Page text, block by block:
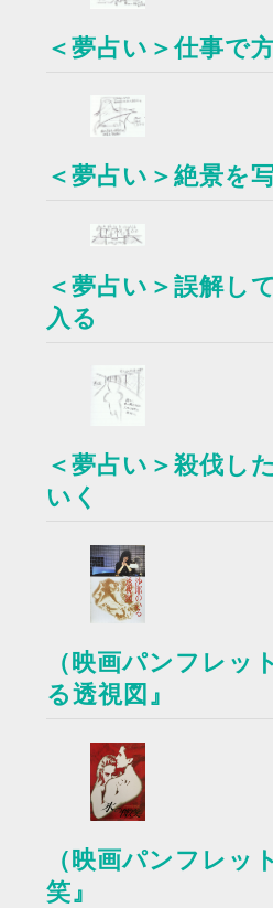
＜夢占い＞仕事で
＜夢占い＞絶景を
＜夢占い＞誤解し
入る
＜夢占い＞殺伐し
いく
（映画パンフレッ
る透視図』
（映画パンフレッ
笑』